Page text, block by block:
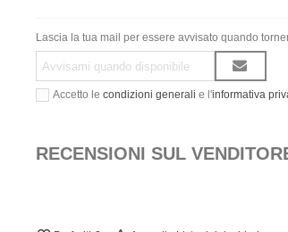
Lascia la tua mail per essere avvisato quando
Accetto le condizioni generali e l'informativa
RECENSIONI SUL